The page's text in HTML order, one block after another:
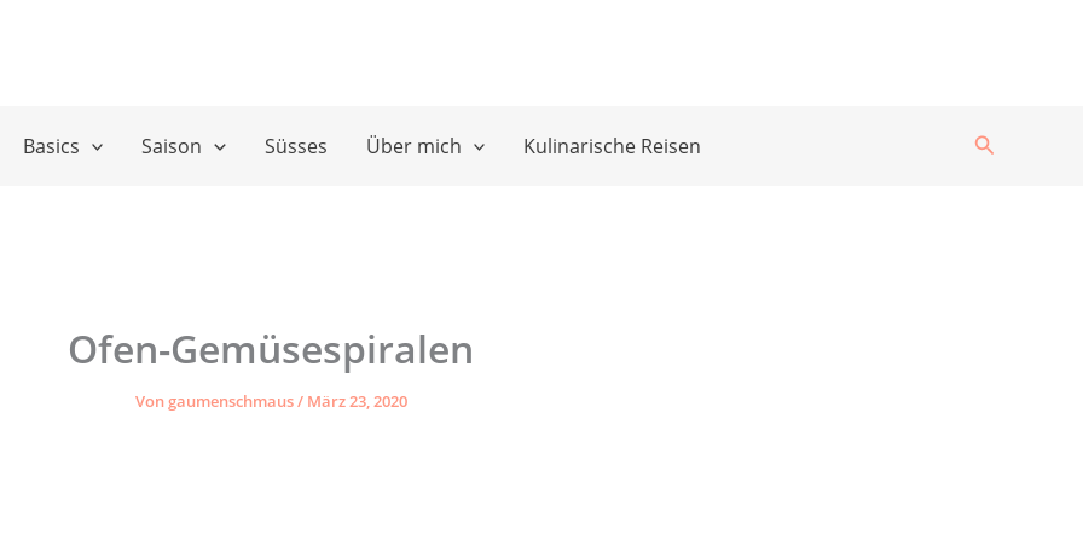
Basics Saison Süsses Über mich Kulinarische Reisen Suchen
Ofen-Gemüsespiralen
Vongaumenschmaus/ März 23, 2020